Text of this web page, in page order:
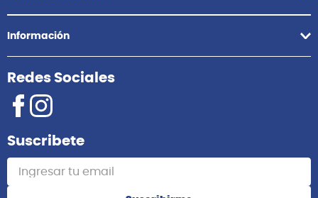
Información
Redes Sociales
Suscribete